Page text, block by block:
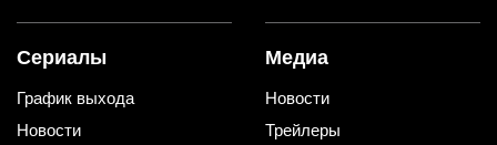
Сериалы
График выхода
Новости
Медиа
Новости
Трейлеры